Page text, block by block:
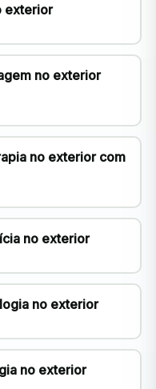
exterior
no exterior
no exterior com
no exterior
no exterior
no exterior